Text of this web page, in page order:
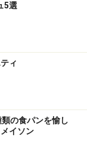
5選
ィ
の食パンを愉し
イソン